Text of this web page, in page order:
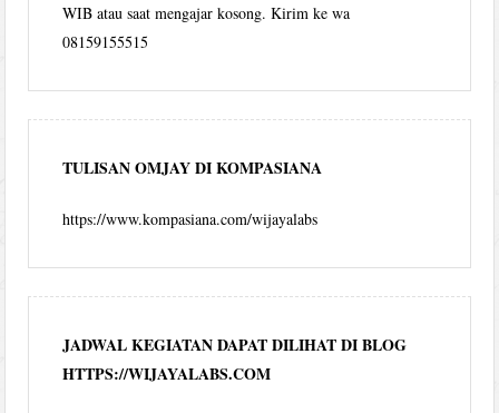
WIB atau saat mengajar kosong. Kirim ke wa
08159155515
TULISAN OMJAY DI KOMPASIANA
https://www.kompasiana.com/wijayalabs
JADWAL KEGIATAN DAPAT DILIHAT DI BLOG
HTTPS://WIJAYALABS.COM